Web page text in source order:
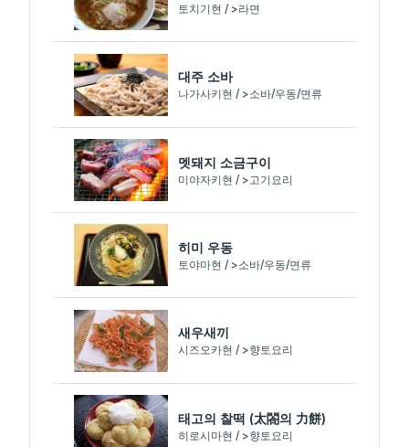
토치기현 / >라면
대주 소바
나가사키현 / >소바/우동/면류
멧돼지 소금구이
미야자키현 / >고기요리
히미 우동
토야마현 / >소바/우동/면류
새우새끼
시즈오카현 / >향토요리
태고의 찰떡 (太閤의 力餅)
히로시마현 / >향토요리